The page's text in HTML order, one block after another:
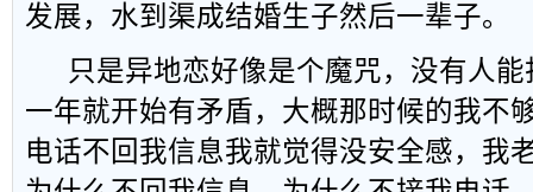
发展，水到渠成结婚生子然后一辈子。
只是异地恋好像是个魔咒，没有人能
一年就开始有矛盾，大概那时候的我不
电话不回我信息我就觉得没安全感，我